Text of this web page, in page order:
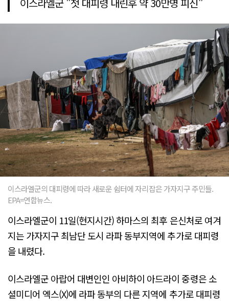
이스라엘군의 대피령에 따라 새로운 쉼터에 자리잡은 가자지구 주민들.
EPA=연합뉴스.
이스라엘군이 11일(현지시간) 하마스의 최후 은신처로 여겨
지는 가자지구 최남단 도시 라파 동부지역에 추가로 대피령
을 내렸다.
이스라엘군 아랍어 대변인인 아비하이 아드라이 중령은 소
셜미디어 엑스(X)에 라파 동부의 다른 지역에 추가로 대피령